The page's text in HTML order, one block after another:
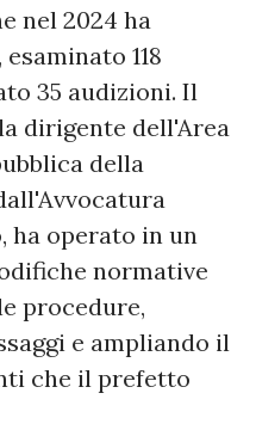
nel 2024 ha
118
35 audizioni. Il
dirigente dell'Area
della
ha operato in un
normative
procedure,
e ampliando il
che il prefetto